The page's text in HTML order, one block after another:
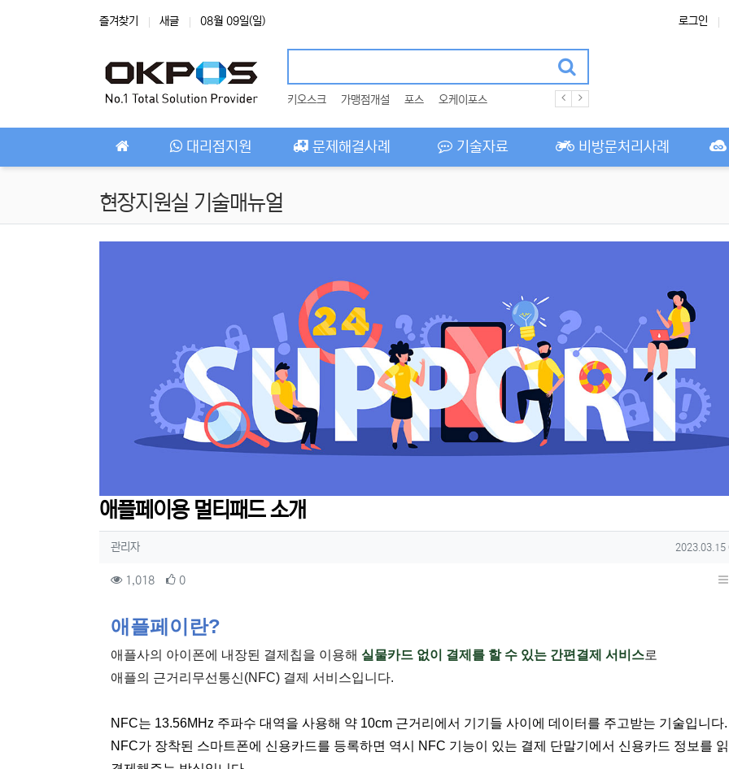
즐겨찾기 새글 08월 09일(일) 로그인
키오스크 가맹점개설 포스 오케이포스
대리점지원 문제해결사례 기술자료 비방문처리사례
현장지원실 기술매뉴얼
애플페이용 멀티패드 소개
작성자 정보
관리자작성 작성일
2023.03.15
컨텐츠 정보
1,018조회 0추천
본문
애플페이란?
애플사의 아이폰에 내장된 결제칩을 이용해 실물카드 없이 결제를 할 수 있는 간편결제 서비스로
애플의 근거리무선통신(NFC) 결제 서비스입니다.
NFC는 13.56MHz 주파수 대역을 사용해 약 10cm 근거리에서 기기들 사이에 데이터를 주고받는 기술입니다.
NFC가 장착된 스마트폰에 신용카드를 등록하면 역시 NFC 기능이 있는 결제 단말기에서 신용카드 정보를